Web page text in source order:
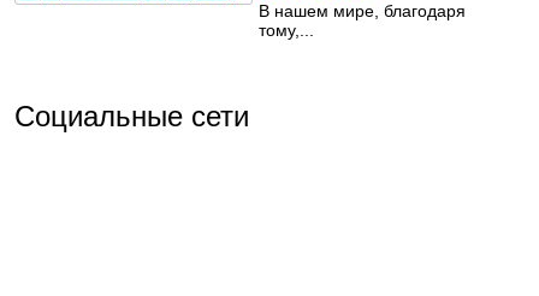
В нашем мире, благодаря
тому,...
Социальные сети